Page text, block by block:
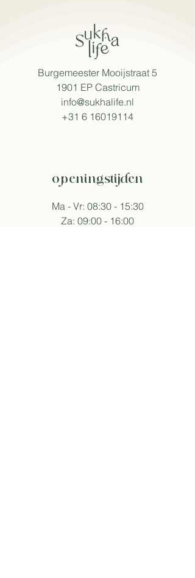
Burgemeester Mooijstraat 5
1901 EP Castricum​
info@sukhalife.nl
+31 6 16019114
openingstijden
Ma - Vr: 08:30 - 15:30
Za: 09:00 - 16:00